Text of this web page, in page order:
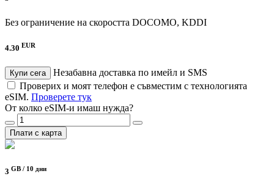
Без ограничение на скоростта DOCOMO, KDDI
4.30 EUR
Купи сега
Незабавна доставка по имейл и SMS
Проверих и моят телефон е съвместим с технологията
eSIM. Проверете тук
От колко eSIM-и имаш нужда?
Плати с карта
3 GB / 10 дни